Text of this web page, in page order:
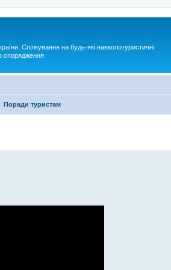
Спілкування на будь-які навколотуристичні
спорядження
Поради туристам